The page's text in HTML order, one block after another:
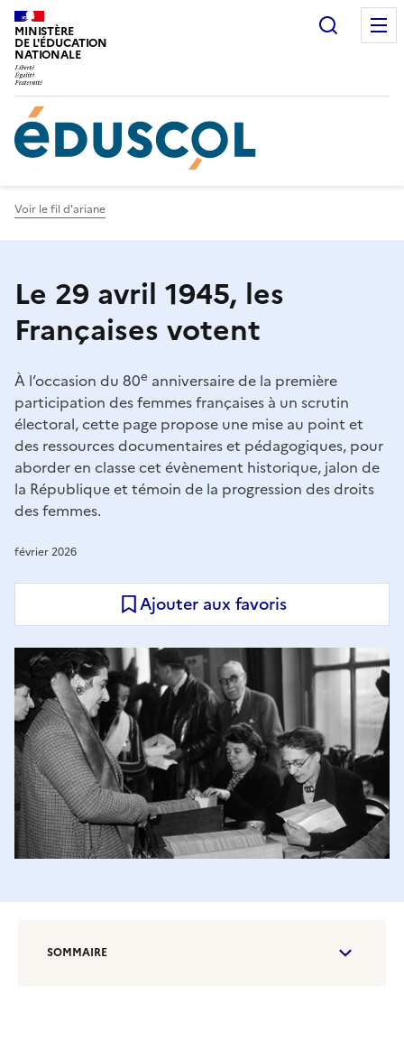
Gestion de vos préférences sur les cookies
MINISTÈRE
DE L'ÉDUCATION
NATIONALE
Voir le fil d'ariane
Le 29 avril 1945, les
Françaises votent
À l’occasion du 80e anniversaire de la première
participation des femmes françaises à un scrutin
électoral, cette page propose une mise au point et
des ressources documentaires et pédagogiques, pour
aborder en classe cet évènement historique, jalon de
la République et témoin de la progression des droits
des femmes.
février 2026
Ajouter aux favoris
SOMMAIRE